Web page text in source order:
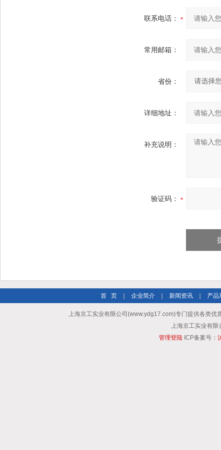
联系电话：
常用邮箱：
省份：
详细地址：
补充说明：
验证码：
首 页 企业简介 新闻资讯 产品
上海京工实业有限公司(www.ydg17.com)专门提供各类优
上海京工实业有限
管理登陆ICP备案号：